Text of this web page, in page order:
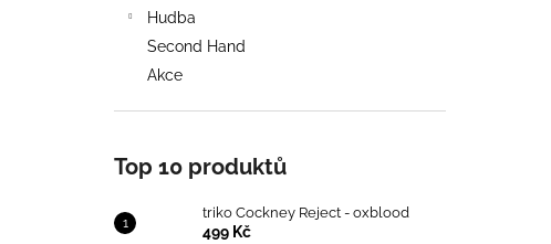
Hudba
Second Hand
Akce
Top 10 produktů
triko Cockney Reject - oxblood
499 Kč